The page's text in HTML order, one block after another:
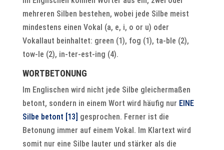
mehreren Silben bestehen, wobei jede Silbe meist
mindestens einen Vokal (a, e, i, o or u) oder
Vokallaut beinhaltet: green (1), fog (1), ta-ble (2),
tow-le (2), in-ter-est-ing (4).
WORTBETONUNG
Im Englischen wird nicht jede Silbe gleichermaßen
betont, sondern in einem Wort wird häufig nur EINE
Silbe betont [13] gesprochen. Ferner ist die
Betonung immer auf einem Vokal. Im Klartext wird
somit nur eine Silbe lauter und stärker als die